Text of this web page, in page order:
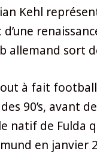
Kehl
allemand
à fait
90’s, avant
natif de Fulda
en janvier